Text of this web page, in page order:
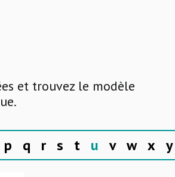
et trouvez le modèle
p q r s t u v w x y